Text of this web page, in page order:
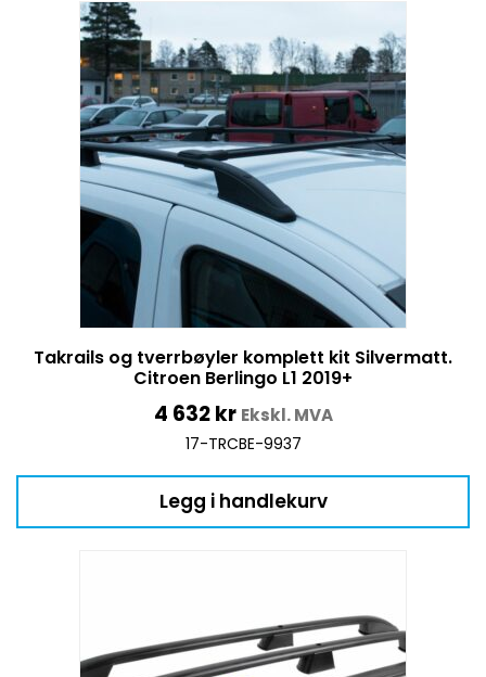
Takrails og tverrbøyler komplett kit Silvermatt.
Citroen Berlingo L1 2019+
4 632kr Ekskl. MVA
17-TRCBE-9937
Legg i handlekurv